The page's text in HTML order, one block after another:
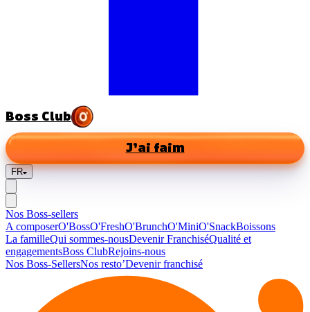
Boss Club
J’ai faim
FR
Nos Boss-sellers
A composerO'BossO'FreshO'BrunchO'MiniO'SnackBoissons
La familleQui sommes-nousDevenir FranchiséQualité et
engagementsBoss ClubRejoins-nous
Nos Boss-SellersNos resto’Devenir franchisé